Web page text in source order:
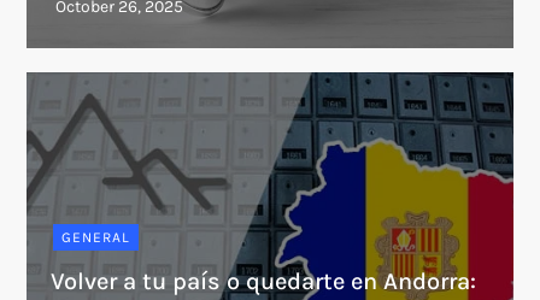
GENERAL
Volver a tu país o quedarte en Andorra: